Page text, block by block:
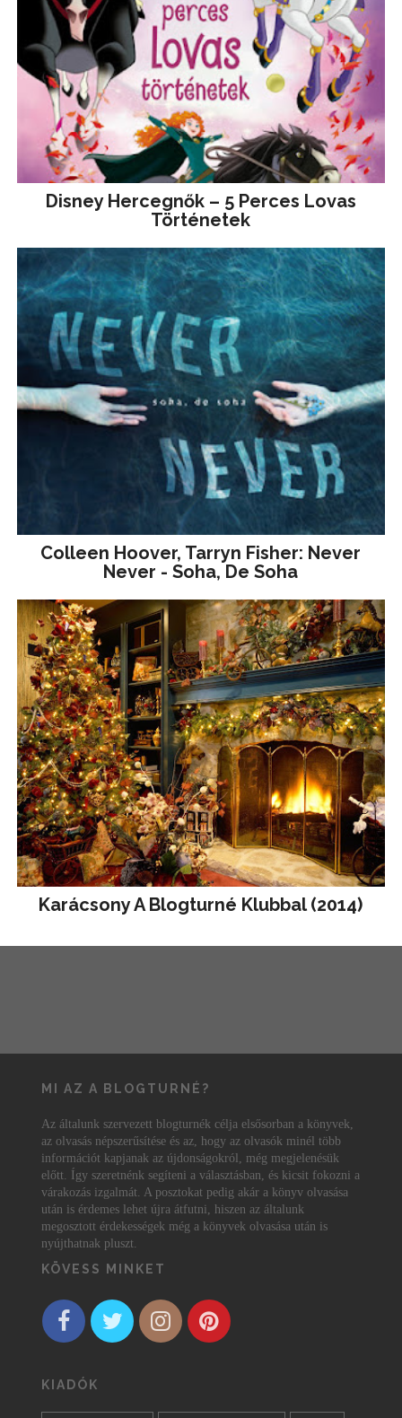
Disney ​Hercegnők – 5 Perces Lovas
Történetek
Colleen Hoover, Tarryn Fisher: Never
Never - Soha, De Soha
Karácsony A Blogturné Klubbal (2014)
MI AZ A BLOGTURNÉ?
Az általunk szervezett blogturnék célja elsősorban a könyvek,
az olvasás népszerűsítése és az, hogy az olvasók minél több
információt kapjanak az újdonságokról, még megjelenésük
előtt. Így szeretnénk segíteni a választásban, és kicsit fokozni a
várakozás izgalmát. A posztokat pedig akár a könyv olvasása
után is érdemes lehet újra átfutni, hiszen az általunk
megosztott érdekességek még a könyvek olvasása után is
nyújthatnak pluszt.
KÖVESS MINKET
KIADÓK